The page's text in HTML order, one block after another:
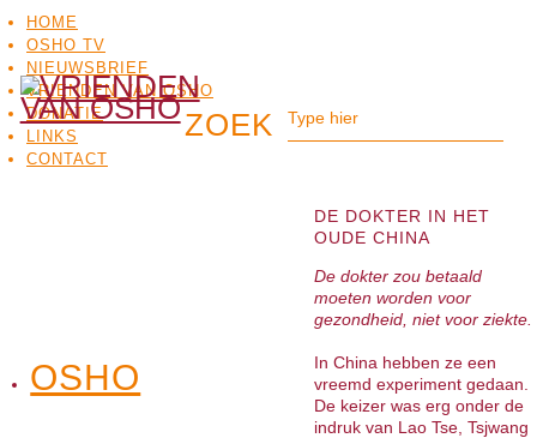
HOME
OSHO TV
NIEUWSBRIEF
VRIENDEN VAN OSHO
DONATIE
LINKS
CONTACT
OSHOOSHO MEDITATIE
DE DOKTER IN HET
OUDE CHINA
De dokter zou betaald
moeten worden voor
gezondheid, niet voor ziekte.
In China hebben ze een
vreemd experiment gedaan.
De keizer was erg onder de
indruk van Lao Tse, Tsjwang